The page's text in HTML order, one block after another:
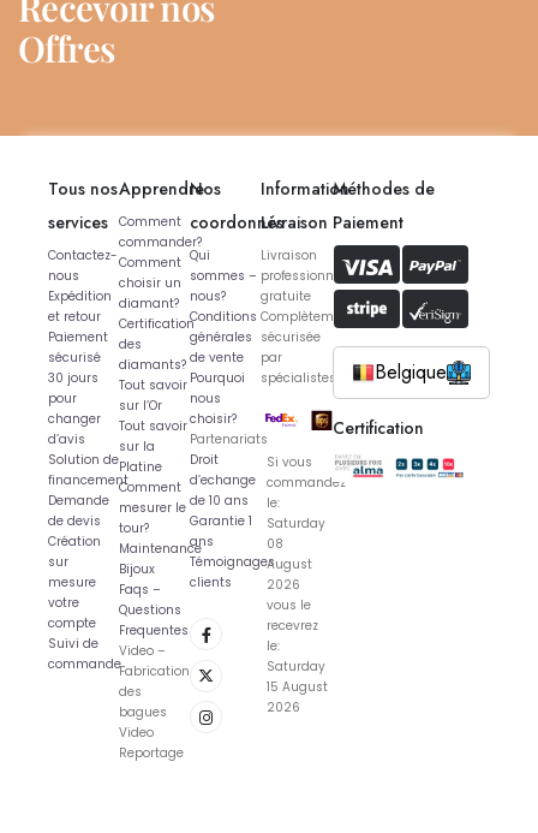
Offres
Tous nos
services
Contactez-
nous
Expédition
et retour
Paiement
sécurisé
30 jours
pour
changer
d’avis
Solution de
financement
Demande
de devis
Création
sur
mesure
votre
compte
Suivi de
commande
Apprendre
Comment
commander?
Comment
choisir un
diamant?
Certification
des
diamants?
Tout savoir
sur l’Or
Tout savoir
sur la
Platine
Comment
mesurer le
tour?
Maintenance
Bijoux
Faqs –
Questions
Frequentes
Video –
Fabrication
des
bagues
Video
Reportage
Nos
coordonnés
Qui
sommes –
nous?
Conditions
générales
de vente
Pourquoi
nous
choisir?
Partenariats
Droit
d’echange
de 10 ans
Garantie 1
ans
Témoignages
clients
Information
Livraison
Livraison
professionnelle
gratuite
Complètement
sécurisée
par
spécialistes
Si vous
commandez
le:
Saturday
08
August
2026
vous le
recevrez
le:
Saturday
15 August
2026
Méthodes de
Paiement
Belgique
Certification